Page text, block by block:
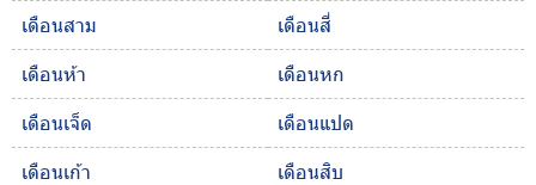
เดือนสาม
เดือนสี่
เดือนห้า
เดือนหก
เดือนเจ็ด
เดือนแปด
เดือนเก้า
เดือนสิบ